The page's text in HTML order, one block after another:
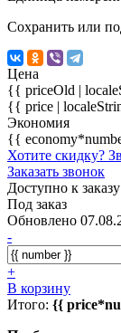
Сохранить или
Цена
{{ priceOld |
{{ price |
Экономия
{{
Хотите скидку?
Заказать звонок
Доступно к
Под заказ
Обновлено
-
+
В корзину
Итого: {{